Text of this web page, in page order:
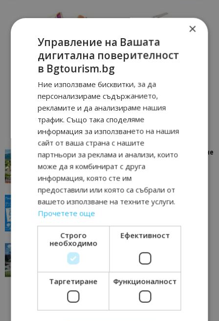
“Пощенска картичка от…”: Петрич – Изживяване
отвъд очакваното
11/07/2026 11:22
“Пощенска картичка от…”: Пловдив, градът на
“Пощенска картичка от…”: Перник – град на
традициите, културата и вдъхновяващите...
×
Управление на Вашата
дигитална поверителност
в Bgtourism.bg
Ние използваме бисквитки, за да
персонализираме съдържанието,
рекламите и да анализираме нашия
трафик. Също така споделяме
информация за използването на нашия
сайт от ваша страна с нашите
партньори за реклама и анализи, които
може да я комбинират с друга
информация, която сте им
предоставили или която са събрали от
вашето използване на техните услуги.
Прочетете още
Строго
необходимо
Ефективност
Таргетиране Функционалност